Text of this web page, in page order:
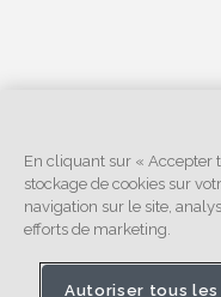
En cliquant sur « Accepter
stockage de cookies sur
navigation sur le site,
efforts de marketing.
Autoriser tous les